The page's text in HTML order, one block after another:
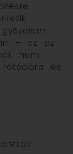
– ez az
nem
és